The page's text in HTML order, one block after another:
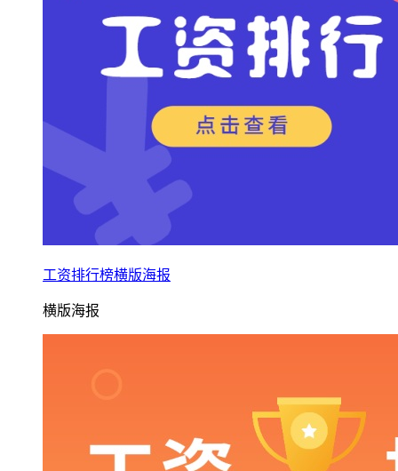
工资排行榜横版海报
横版海报